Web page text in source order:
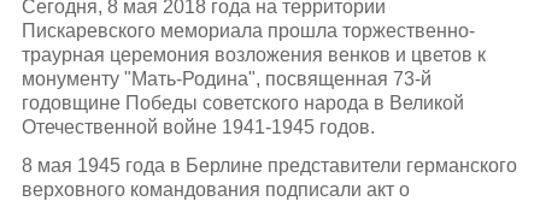
Сегодня, 8 мая 2018 года на территории
Пискаревского мемориала прошла торжественно-
траурная церемония возложения венков и цветов к
монументу "Мать-Родина", посвященная 73-й
годовщине Победы советского народа в Великой
Отечественной войне 1941-1945 годов.
8 мая 1945 года в Берлине представители германского
верховного командования подписали акт о